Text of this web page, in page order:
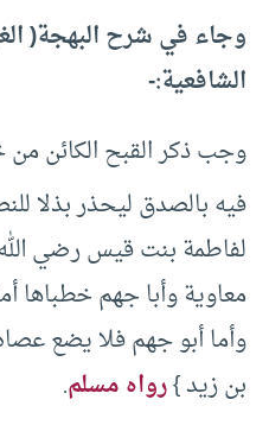
وجاء في شرح البهجة(
الشافعية:-
وجب ذكر القبح الكائن
فيه بالصدق ليحذر بذلا
لفاطمة بنت قيس رضي الله
معاوية وأبا جهم خطباها
وأما أبو جهم فلا يضع
بن زيد }رواه مسلم.